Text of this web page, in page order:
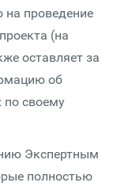
на проведение
(на
оставляет за
об
по своему
Экспертным
полностью